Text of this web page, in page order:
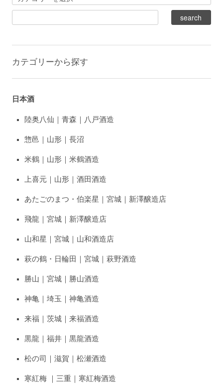
カテゴリーから探す
日本酒
陸奥八仙｜青森｜八戸酒造
惣邑｜山形｜長沼
米鶴｜山形｜米鶴酒造
上喜元｜山形｜酒田酒造
あたごのまつ・伯楽星｜宮城｜新澤醸造店
飛龍｜宮城｜新澤醸造店
山和星｜宮城｜山和酒造店
萩の鶴・日輪田｜宮城｜萩野酒造
勝山｜宮城｜勝山酒造
神亀｜埼玉｜神亀酒造
来福｜茨城｜来福酒造
黒龍｜福井｜黒龍酒造
松の司｜滋賀｜松瀬酒造
寒紅梅 ｜三重｜寒紅梅酒造